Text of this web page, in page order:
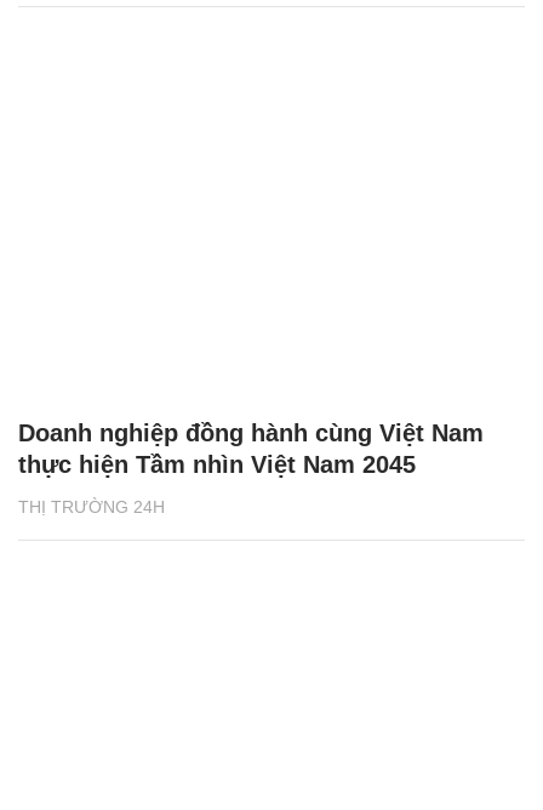
THỊ TRƯỜNG 24H
Doanh nghiệp đồng hành cùng Việt Nam
thực hiện Tầm nhìn Việt Nam 2045